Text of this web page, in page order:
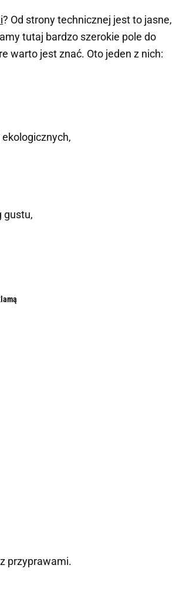
? Od strony technicznej jest to jasne,
tutaj bardzo szerokie pole do
warto jest znać. Oto jeden z nich:
gustu,
przyprawami.